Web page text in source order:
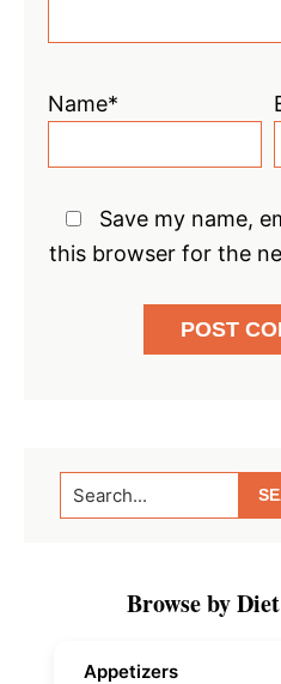
Name*
Save my name,
this browser for the
Primary
Sidebar
Search...
Browse by Diet
Appetizers